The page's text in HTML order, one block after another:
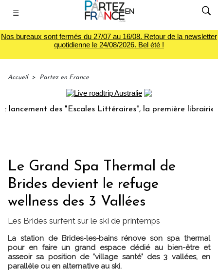
☰
Nos bureaux sont fermés du 27/07 au 16/08. Retour de la newsletter
quotidienne le 24/08/2026. Bel été !
Accueil > Partez en France
des "Escales Littéraires", la première librairie du
Le Grand Spa Thermal de
Brides devient le refuge
wellness des 3 Vallées
Les Brides surfent sur le ski de printemps
La station de Brides-les-bains rénove son spa thermal
pour en faire un grand espace dédié au bien-être et
asseoir sa position de "village santé" des 3 vallées, en
parallèle ou en alternative au ski.